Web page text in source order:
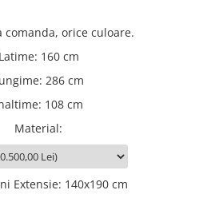
comanda, orice culoare.
Latime: 160 cm
: 286 cm
: 108 cm
Material:
Extensie: 140x190 cm